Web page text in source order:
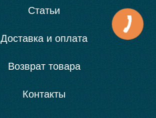
Статьи
Доставка и оплата
Возврат товара
Контакты